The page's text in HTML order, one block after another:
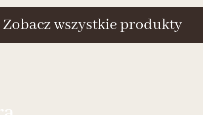
Zobacz wszystkie produkty